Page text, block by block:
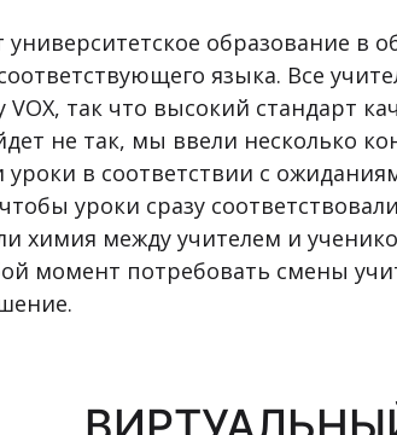
образование в
языка. Все
так что высокий стандарт
не так, мы ввели несколько
в соответствии с
уроки сразу
химия между учителем и
момент потребовать смены